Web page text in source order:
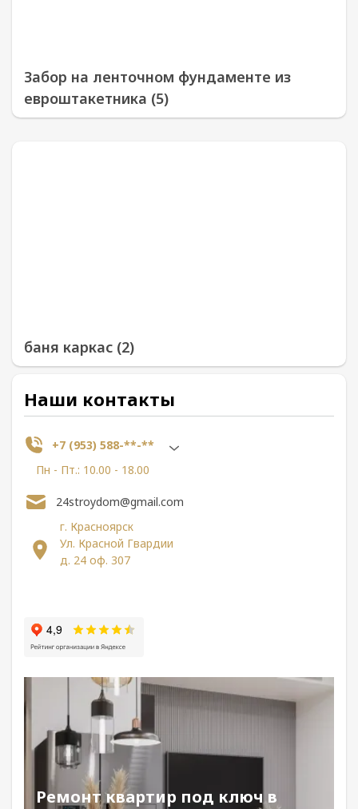
Забор на ленточном фундаменте из
евроштакетника (5)
баня каркас (2)
Наши контакты
+7 (953) 588-**-**
Пн - Пт.: 10.00 - 18.00
г. Красноярск
Ул. Красной Гвардии
д. 24 оф. 307
24stroydom@gmail.com
Ремонт квартир под ключ в